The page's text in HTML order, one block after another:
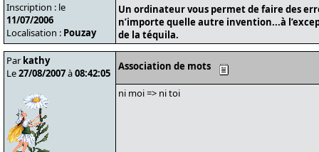
Inscription : le
11/07/2006
Localisation : Pouzay
Un ordinateur vous permet de faire des
n’importe quelle autre invention...à
de la téquila.
Par kathy
Le27/08/2007à08:42:05
Association de mots
ni moi => ni toi